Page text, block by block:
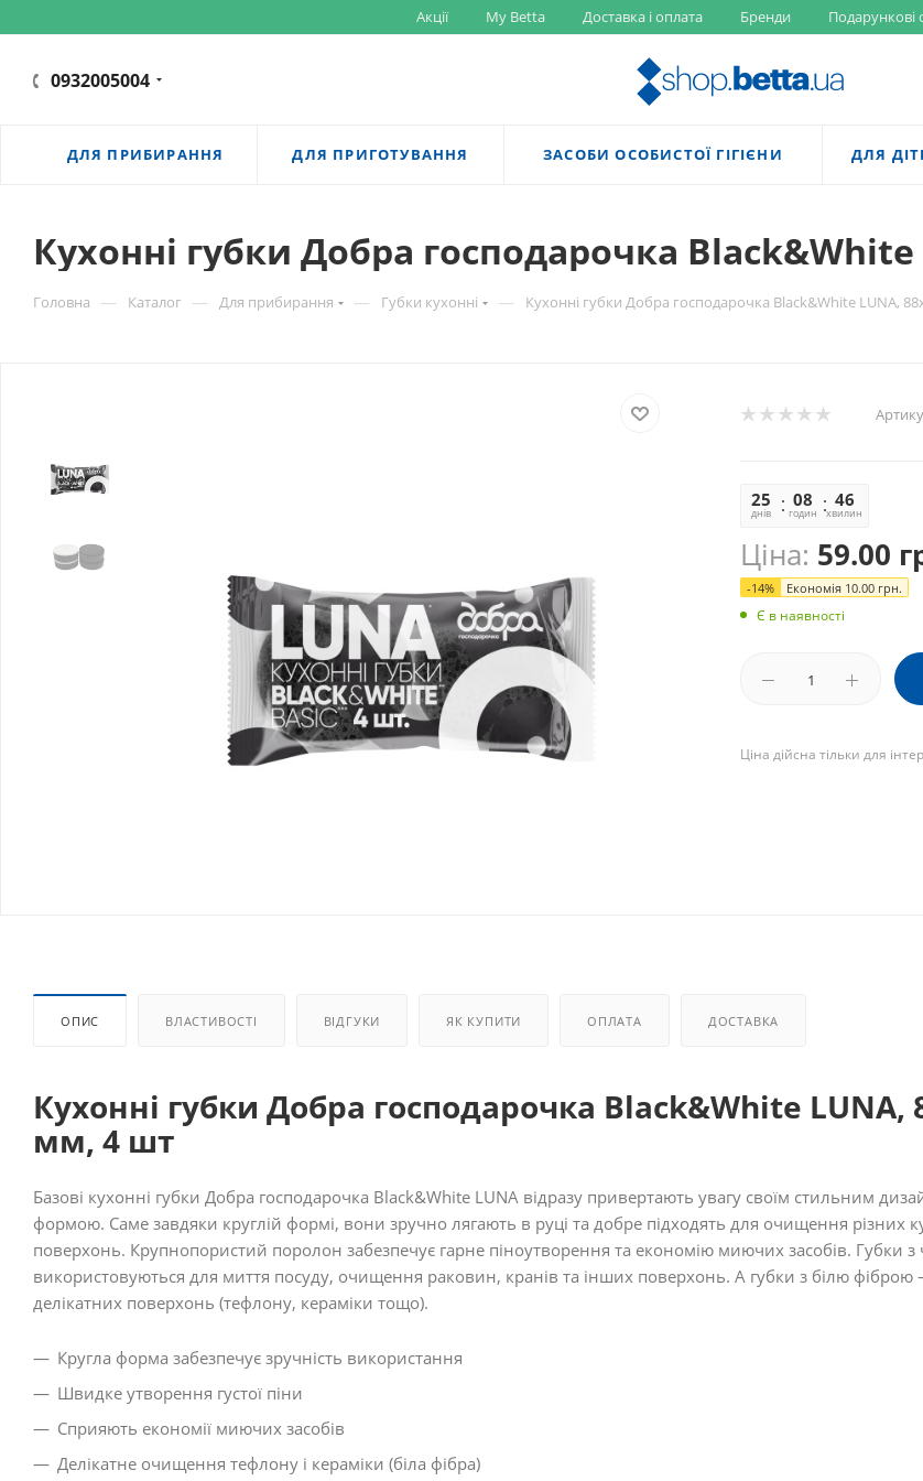
Акції My Betta Доставка і оплата Бренди Подарункові
0932005004
ДЛЯ ПРИБИРАННЯ ДЛЯ ПРИГОТУВАННЯ ЗАСОБИ ОСОБИСТОЇ ГІГІЄНИ ДЛЯ
Кухонні губки Добра господарочка
Головна — Каталог — Для прибирання — Губки кухонні — Кухонні губки Добра господарочка Black&White LUNA,
25
днів
08
годин
46
хвилин
Ціна: 59.00
-14% Економія 10.00 грн.
Є в наявності
Ціна дійсна тільки для
ОПИС ВЛАСТИВОСТІ ВІДГУКИ ЯК КУПИТИ ОПЛАТА ДОСТАВКА
Кухонні губки Добра господарочка Black&White LUNA,
мм, 4 шт
Базові кухонні губки Добра господарочка Black&White LUNA відразу привертають увагу своїм стильним
формою. Саме завдяки круглій формі, вони зручно лягають в руці та добре підходять для очищення різних
поверхонь. Крупнопористий поролон забезпечує гарне піноутворення та економію миючих засобів. Губки
використовуються для миття посуду, очищення раковин, кранів та інших поверхонь. А губки з білю
делікатних поверхонь (тефлону, кераміки тощо).
Кругла форма забезпечує зручність використання
Швидке утворення густої піни
Сприяють економії миючих засобів
Делікатне очищення тефлону і кераміки (біла фібра)